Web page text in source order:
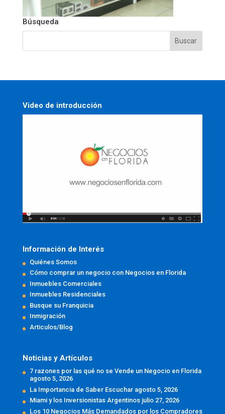
Búsqueda
Video de introducción
Información de Interés
Quiénes Somos
Cómo comprar un negocio con Negocios en Florida
Inmuebles Comerciales
Inmuebles Residenciales
Busque su Franquicia
Inmigración
Articulos/Blog
Noticias y Artículos
7 razones por las qué no se Vende un Negocio en Florida
agosto 5, 2026
La Importancia de Saber Escuchar agosto 5, 2026
Miami y los Inversionistas Argentinos julio 27, 2026
Los 10 Negocios Más Demandados por los Compradores